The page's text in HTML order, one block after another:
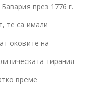
през 1776 г.
те са имали
оковите на
тирания
време